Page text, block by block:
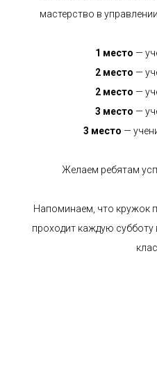
мастерство в
1 место —
2 место —
2 место —
3 место —
3 место —
Желаем ребятам
Напоминаем, что кружок
проходит каждую